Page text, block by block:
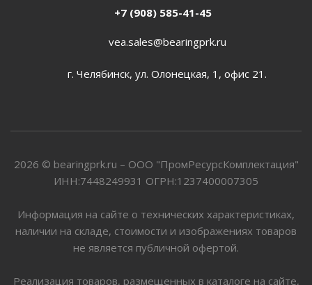
+7 (908) 585-41-45
vea.sales@bearingprk.ru
г. Челябинск, ул. Олонецкая, 1, офис 21.
2026 © bearingprk.ru – ООО "ПромРесурсКомплектация"
ИНН:7448249931 ОГРН:1237400007305
Информация на сайте о технических характеристиках,
наличии на складе, стоимости и изображениях товаров
не является публичной офертой.
Реализация товаров, размещенных в каталоге на сайте,